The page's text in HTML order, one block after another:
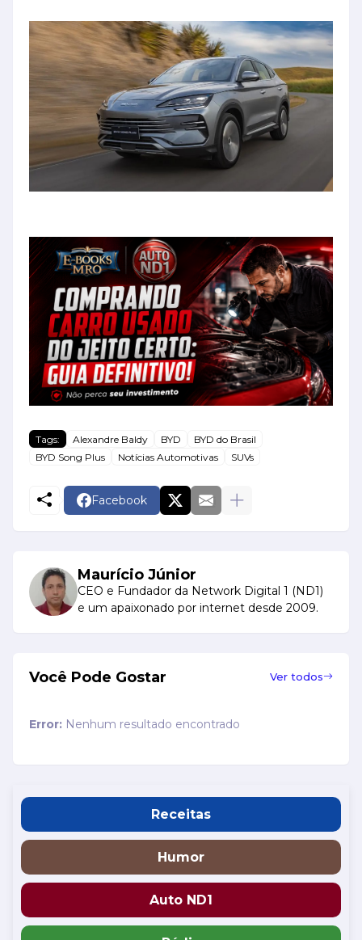
Tags: Alexandre Baldy BYD
BYD do Brasil
BYD Song Plus
Notícias Automotivas SUVs
Facebook
Maurício Júnior
CEO e Fundador da Network Digital 1 (ND1)
e um apaixonado por internet desde 2009.
Você Pode Gostar Ver todos
Error: Nenhum resultado encontrado
Receitas
Humor
Auto ND1